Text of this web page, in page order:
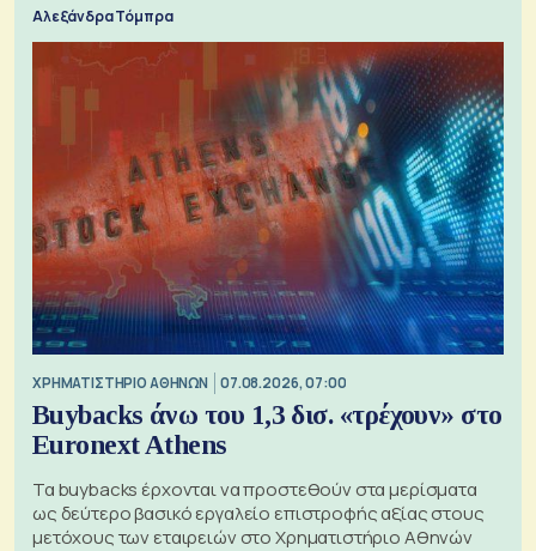
Αλεξάνδρα Τόμπρα
XΡΗΜΑΤΙΣΤΗΡΙΟ ΑΘΗΝΩΝ 07.08.2026, 07:00
Buybacks άνω του 1,3 δισ. «τρέχουν» στο
Euronext Athens
Τα buybacks έρχονται να προστεθούν στα μερίσματα
ως δεύτερο βασικό εργαλείο επιστροφής αξίας στους
μετόχους των εταιρειών στο Χρηματιστήριο Αθηνών